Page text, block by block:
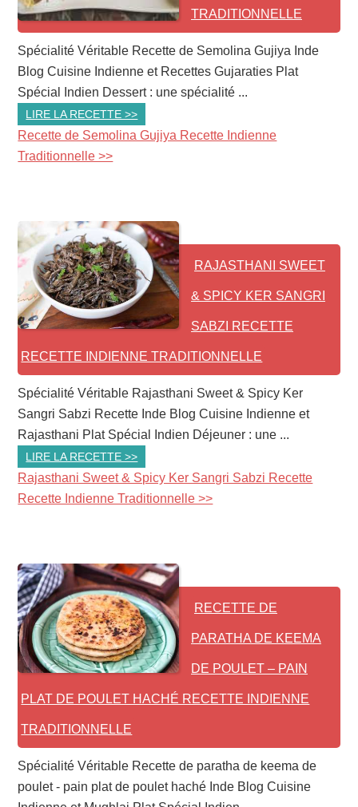
TRADITIONNELLE
Spécialité Véritable Recette de Semolina Gujiya Inde
Blog Cuisine Indienne et Recettes Gujaraties Plat
Spécial Indien Dessert : une spécialité ...
LIRE LA RECETTE >>
Recette de Semolina Gujiya Recette Indienne
Traditionnelle >>
RAJASTHANI SWEET
& SPICY KER SANGRI
SABZI RECETTE
RECETTE INDIENNE TRADITIONNELLE
Spécialité Véritable Rajasthani Sweet & Spicy Ker
Sangri Sabzi Recette Inde Blog Cuisine Indienne et
Rajasthani Plat Spécial Indien Déjeuner : une ...
LIRE LA RECETTE >>
Rajasthani Sweet & Spicy Ker Sangri Sabzi Recette
Recette Indienne Traditionnelle >>
RECETTE DE
PARATHA DE KEEMA
DE POULET – PAIN
PLAT DE POULET HACHÉ RECETTE INDIENNE
TRADITIONNELLE
Spécialité Véritable Recette de paratha de keema de
poulet - pain plat de poulet haché Inde Blog Cuisine